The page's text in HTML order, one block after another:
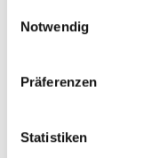
Notwendig
Präferenzen
Statistiken
8D63 - Pastello